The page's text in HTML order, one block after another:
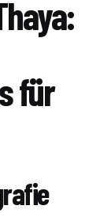
für